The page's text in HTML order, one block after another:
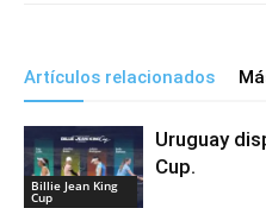
Artículos relacionados
Billie Jean King
Cup
Uruguay
Cup.